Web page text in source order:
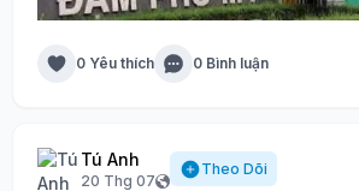
0 Yêu thích 0 Bình luận
Tú Anh
20 Thg 07
Theo Dõi